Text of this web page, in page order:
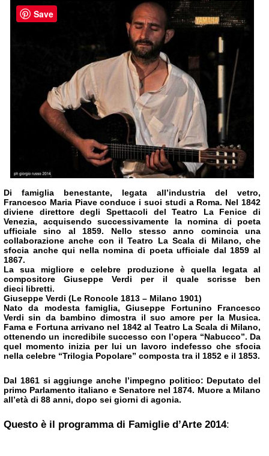
Di famiglia benestante, legata all’industria del vetro,
Francesco Maria Piave conduce i suoi studi a Roma. Nel 1842
diviene direttore degli Spettacoli del Teatro La Fenice di
Venezia, acquisendo successivamente la nomina di poeta
ufficiale sino al 1859. Nello stesso anno comincia una
collaborazione anche con il Teatro La Scala di Milano, che
sfocia anche qui nella nomina di poeta ufficiale dal 1859 al
1867.
La sua migliore e celebre produzione è quella legata al
compositore Giuseppe Verdi per il quale scrisse ben
dieci libretti.
Giuseppe Verdi (Le Roncole 1813 – Milano 1901)
Nato da modesta famiglia, Giuseppe Fortunino Francesco
Verdi sin da bambino dimostra il suo amore per la Musica.
Fama e Fortuna arrivano nel 1842 al Teatro La Scala di Milano,
ottenendo un incredibile successo con l’opera “Nabucco”. Da
quel momento inizia per lui un lavoro indefesso che sfocia
nella celebre “Trilogia Popolare” composta tra il 1852 e il 1853.
Dal 1861 si aggiunge anche l’impegno politico: Deputato del
primo Parlamento italiano e Senatore nel 1874. Muore a Milano
all’età di 88 anni, dopo sei giorni di agonia.
Questo è il programma di Famiglie d’Arte 2014:
Save